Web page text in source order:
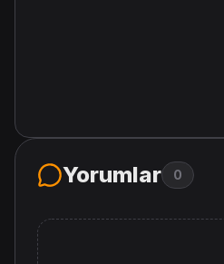
Yorumlar 0